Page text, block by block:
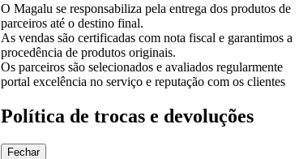
O Magalu se responsabiliza pela entrega dos produtos de
parceiros até o destino final.
As vendas são certificadas com nota fiscal e garantimos a
procedência de produtos originais.
Os parceiros são selecionados e avaliados regularmente
portal excelência no serviço e reputação com os clientes
Política de trocas e devoluções
Fechar